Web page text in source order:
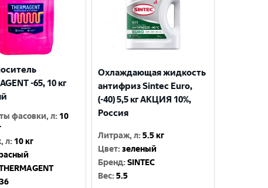
-65, 10 кг
фасовки, л: 10
л: 10 кг
Охлаждающая жидкость
антифриз Sintec Euro,
(-40) 5,5 кг АКЦИЯ 10%,
Россия
Литраж, л:5.5 кг
Цвет:зеленый
Бренд:SINTEC
Вес:5.5